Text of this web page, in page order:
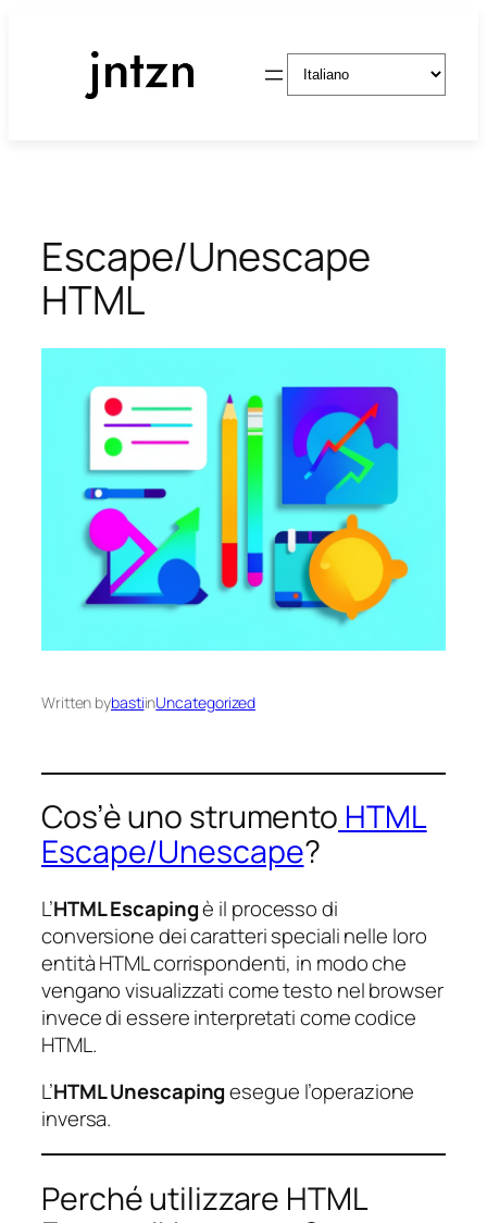
Scegli
una
Escape/Unescape
HTML
Written bybastiinUncategorized
Cos’è uno strumento HTML
Escape/Unescape?
L’HTML Escapingè il processo di
conversione dei caratteri speciali nelle loro
entità HTML corrispondenti, in modo che
vengano visualizzati come testo nel browser
invece di essere interpretati come codice
HTML.
L’HTML Unescapingesegue l’operazione
inversa.
Perché utilizzare HTML